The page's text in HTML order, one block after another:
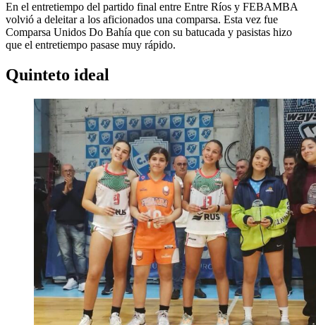
En el entretiempo del partido final entre Entre Ríos y FEBAMBA
volvió a deleitar a los aficionados una comparsa. Esta vez fue
Comparsa Unidos Do Bahía que con su batucada y pasistas hizo
que el entretiempo pasase muy rápido.
Quinteto ideal